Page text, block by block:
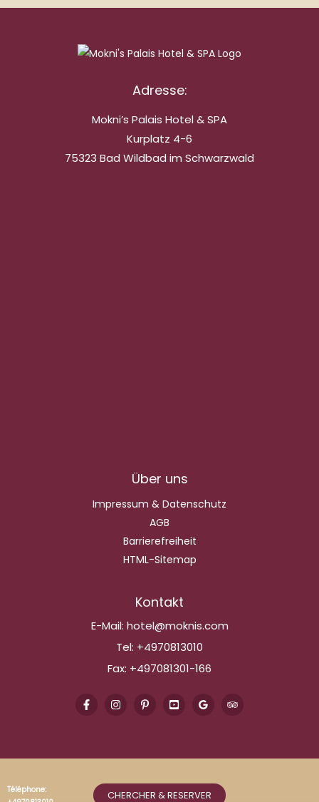
Adresse:
Mokni’s Palais Hotel & SPA
Kurplatz 4-6
75323 Bad Wildbad im Schwarzwald
Über uns
Impressum & Datenschutz
AGB
Barrierefreiheit
HTML-Sitemap
Kontakt
E-Mail: hotel@moknis.com
Tel: +4970813010
Fax: +497081301-166
Téléphone:
CHERCHER & RESERVER